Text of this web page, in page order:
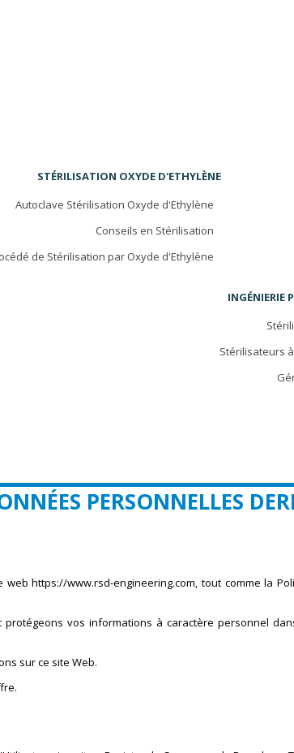
STÉRILISATION OXYDE D'ETHYLÈNE
Autoclave Stérilisation Oxyde d'Ethylène
Conseils en Stérilisation
de Stérilisation par Oxyde d'Ethylène
INGÉNIERIE
Stérilisateurs
PERSONNELLES
https://www.rsd-engineering.com, tout comme la
vos informations à caractère personnel
sur ce site Web.